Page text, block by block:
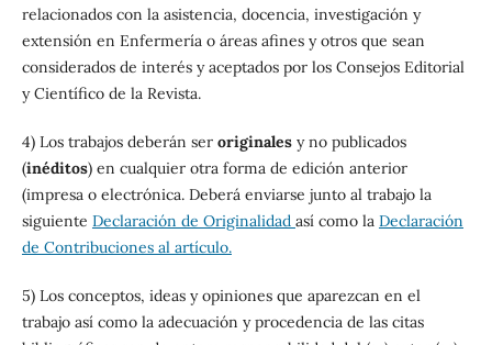
relacionados con la asistencia, docencia, investigación y
extensión en Enfermería o áreas afines y otros que sean
considerados de interés y aceptados por los Consejos Editorial
y Científico de la Revista.
4) Los trabajos deberán ser originalesy no publicados
(inéditos) en cualquier otra forma de edición anterior
(impresa o electrónica. Deberá enviarse junto al trabajo la
siguiente Declaración de Originalidad así como la Declaración
de Contribuciones al artículo.
5) Los conceptos, ideas y opiniones que aparezcan en el
trabajo así como la adecuación y procedencia de las citas